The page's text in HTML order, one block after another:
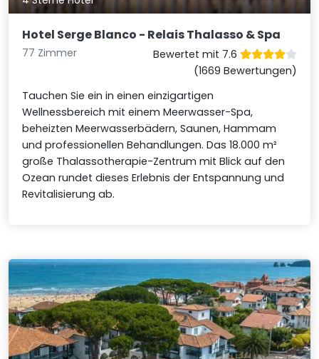
Hotel Serge Blanco - Relais Thalasso & Spa
77 Zimmer
Bewertet mit 7.6
(1669 Bewertungen)
Tauchen Sie ein in einen einzigartigen
Wellnessbereich mit einem Meerwasser-Spa,
beheizten Meerwasserbädern, Saunen, Hammam
und professionellen Behandlungen. Das 18.000 m²
große Thalassotherapie-Zentrum mit Blick auf den
Ozean rundet dieses Erlebnis der Entspannung und
Revitalisierung ab.